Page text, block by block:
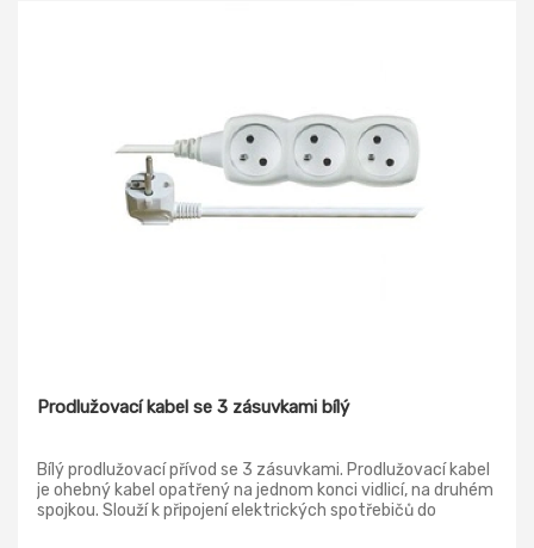
Prodlužovací kabel se 3 zásuvkami bílý
Bílý prodlužovací přívod se 3 zásuvkami. Prodlužovací kabel
je ohebný kabel opatřený na jednom konci vidlicí, na druhém
spojkou. Slouží k připojení elektrických spotřebičů do